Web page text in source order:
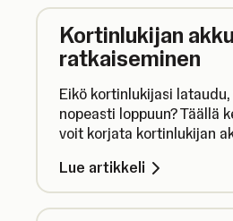
Kortinlukijan
ratkaiseminen
Eikö kortinlukijasi
nopeasti loppuun? Täällä
voit korjata kortinlukijan
Lue artikkeli